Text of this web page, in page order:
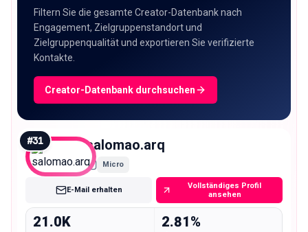
Filtern Sie die gesamte Creator-Datenbank nach
Engagement, Zielgruppenstandort und
Zielgruppenqualität und exportieren Sie verifizierte
Kontakte.
Creator-Datenbank durchsuchen
#31 salomao.arq
Micro
E-Mail erhalten
Vollständiges Profil
ansehen
21.0K 2.81%